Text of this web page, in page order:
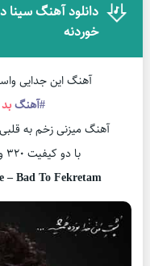
دانلود آهنگ
خوردنه
آهنگ این جدایی
#آهنگ
آهنگ میزنی زخم به
با دو کیفیت ۳۲۰ و ۱۲۸ اکنون در رسانه موزیک آس
– Bad To Fekretam